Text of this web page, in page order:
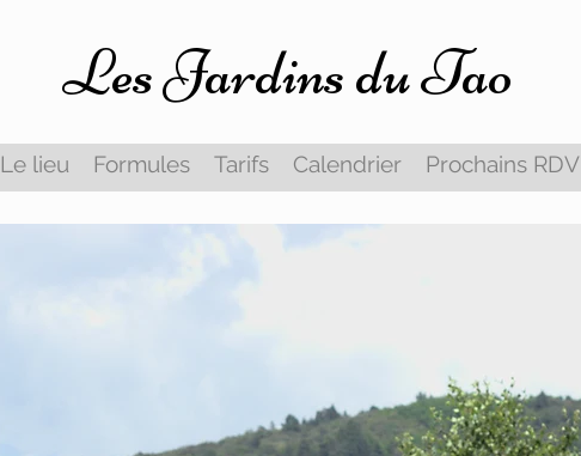
Les Jardins du Tao
Le lieu Formules Tarifs Calendrier Prochains RDV